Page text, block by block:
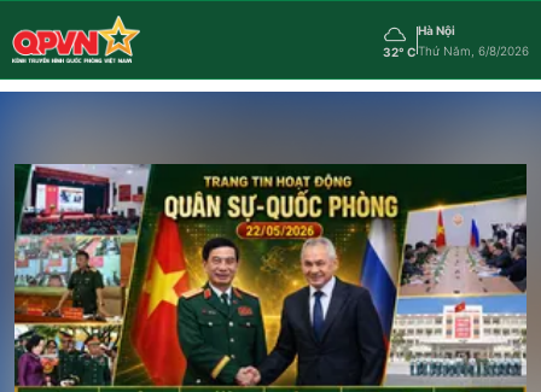
32° C
Hà Nội
Thứ Năm, 6/8/2026